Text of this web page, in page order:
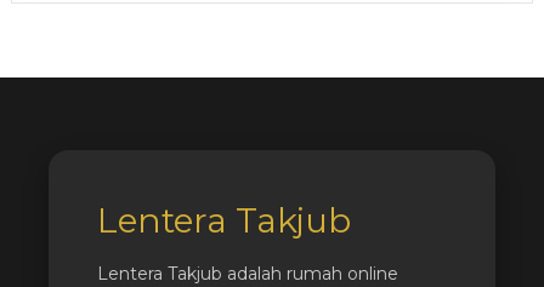
Lentera Takjub
Lentera Takjub adalah rumah online